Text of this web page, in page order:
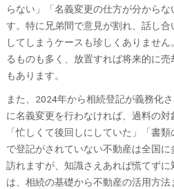
らない」「名義変更の仕方が分から
す。特に兄弟間で意見が割れ、話し
してしまうケースも珍しくありませ
るものも多く、放置すれば将来的に
もあります。
また、2024年から相続登記が義務化
に名義変更を行わなければ、過料の対
「忙しくて後回しにしていた」「書
で登記がされていない不動産は全国
訪れますが、知識さえあれば慌てず
は、相続の基礎から不動産の活用方